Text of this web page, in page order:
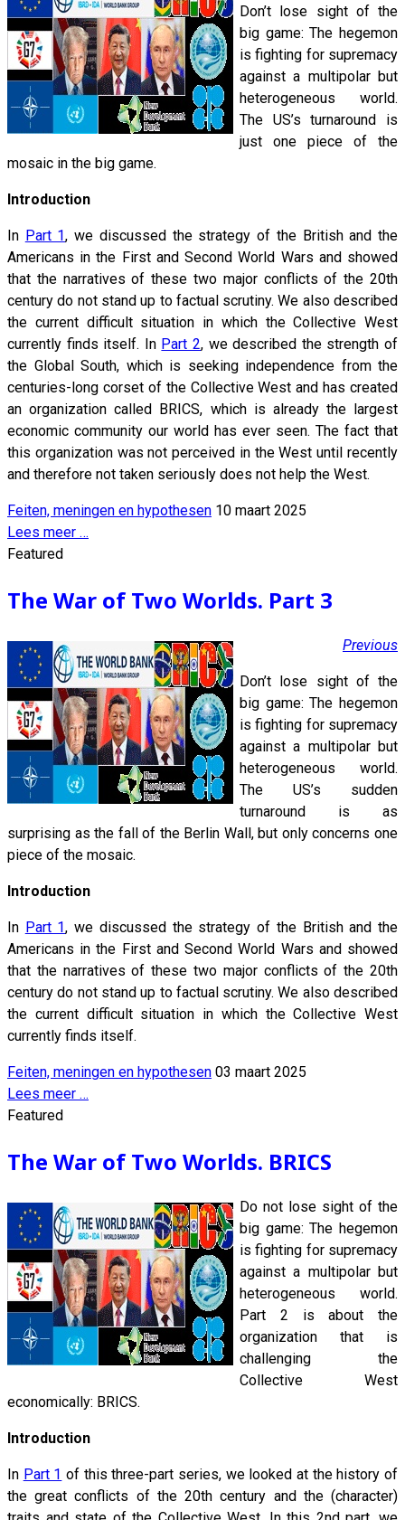
Don’t lose sight of the
big game: The hegemon
is fighting for supremacy
against a multipolar but
heterogeneous world.
The US’s turnaround is
just one piece of the
mosaic in the big game.
Introduction
In Part 1, we discussed the strategy of the British and the
Americans in the First and Second World Wars and showed
that the narratives of these two major conflicts of the 20th
century do not stand up to factual scrutiny. We also described
the current difficult situation in which the Collective West
currently finds itself. In Part 2, we described the strength of
the Global South, which is seeking independence from the
centuries-long corset of the Collective West and has created
an organization called BRICS, which is already the largest
economic community our world has ever seen. The fact that
this organization was not perceived in the West until recently
and therefore not taken seriously does not help the West.
Feiten, meningen en hypothesen 10 maart 2025
Lees meer …
Featured
The War of Two Worlds. Part 3
Previous
Don’t lose sight of the
big game: The hegemon
is fighting for supremacy
against a multipolar but
heterogeneous world.
The US’s sudden
turnaround is as
surprising as the fall of the Berlin Wall, but only concerns one
piece of the mosaic.
Introduction
In Part 1, we discussed the strategy of the British and the
Americans in the First and Second World Wars and showed
that the narratives of these two major conflicts of the 20th
century do not stand up to factual scrutiny. We also described
the current difficult situation in which the Collective West
currently finds itself.
Feiten, meningen en hypothesen 03 maart 2025
Lees meer …
Featured
The War of Two Worlds. BRICS
Do not lose sight of the
big game: The hegemon
is fighting for supremacy
against a multipolar but
heterogeneous world.
Part 2 is about the
organization that is
challenging the
Collective West
economically: BRICS.
Introduction
In Part 1 of this three-part series, we looked at the history of
the great conflicts of the 20th century and the (character)